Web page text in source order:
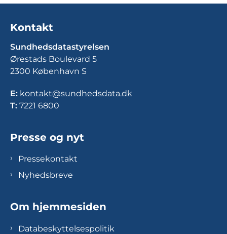
Kontakt
Sundhedsdatastyrelsen
Ørestads Boulevard 5
2300 København S
E: kontakt@sundhedsdata.dk
T: 7221 6800
Presse og nyt
Pressekontakt
Nyhedsbreve
Om hjemmesiden
Databeskyttelsespolitik